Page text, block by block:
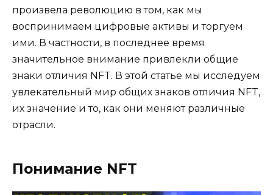
произвела революцию в том, как мы
воспринимаем цифровые активы и торгуем
ими. В частности, в последнее время
значительное внимание привлекли общие
знаки отличия NFT. В этой статье мы исследуем
увлекательный мир общих знаков отличия NFT,
их значение и то, как они меняют различные
отрасли.
Понимание NFT